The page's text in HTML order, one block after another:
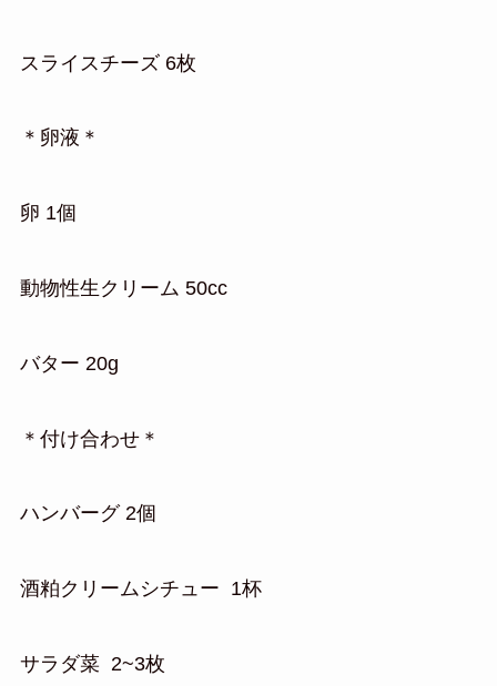
スライスチーズ 6枚
＊卵液＊
卵 1個
動物性生クリーム 50cc
バター 20g
＊付け合わせ＊
ハンバーグ 2個
酒粕クリームシチュー 1杯
サラダ菜 2~3枚